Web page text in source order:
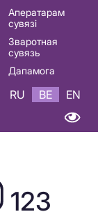
Аператарам
сувязі
Зваротная
сувязь
Дапамога
RU BE EN
123